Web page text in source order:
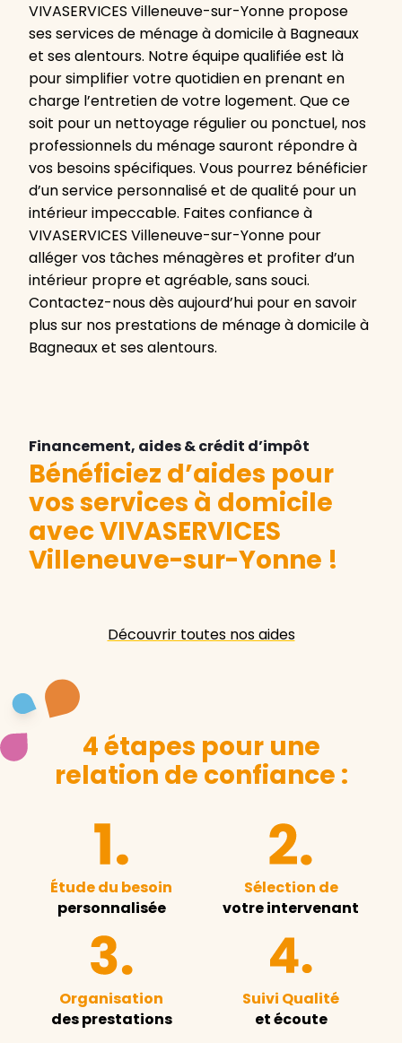
VIVASERVICES Villeneuve-sur-Yonne propose
ses services de ménage à domicile à Bagneaux
et ses alentours. Notre équipe qualifiée est là
pour simplifier votre quotidien en prenant en
charge l’entretien de votre logement. Que ce
soit pour un nettoyage régulier ou ponctuel, nos
professionnels du ménage sauront répondre à
vos besoins spécifiques. Vous pourrez bénéficier
d’un service personnalisé et de qualité pour un
intérieur impeccable. Faites confiance à
VIVASERVICES Villeneuve-sur-Yonne pour
alléger vos tâches ménagères et profiter d’un
intérieur propre et agréable, sans souci.
Contactez-nous dès aujourd’hui pour en savoir
plus sur nos prestations de ménage à domicile à
Bagneaux et ses alentours.
Financement, aides & crédit d’impôt
Bénéficiez d’aides pour
vos services à domicile
avec VIVASERVICES
Villeneuve-sur-Yonne !
Découvrir toutes nos aides
4 étapes pour une
relation de confiance :
Étude du besoin
personnalisée
Sélection de
votre intervenant
Organisation
des prestations
Suivi Qualité
et écoute